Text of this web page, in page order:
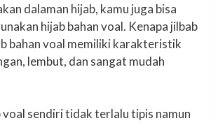
dalaman hijab, kamu juga bisa
hijab bahan voal. Kenapa jilbab
bahan voal memiliki karakteristik
lembut, dan sangat mudah
voal sendiri tidak terlalu tipis namun